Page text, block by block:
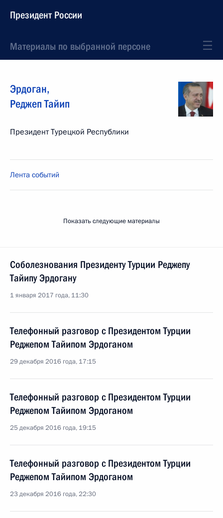
Президент России
Материалы по выбранной персоне
Эрдоган,
Реджеп Тайип
Президент Турецкой Республики
Лента событий
Показать следующие материалы
Соболезнования Президенту Турции Реджепу
Тайипу Эрдогану
1 января 2017 года, 11:30
Телефонный разговор с Президентом Турции
Реджепом Тайипом Эрдоганом
29 декабря 2016 года, 17:15
Телефонный разговор с Президентом Турции
Реджепом Тайипом Эрдоганом
25 декабря 2016 года, 19:15
Телефонный разговор с Президентом Турции
Реджепом Тайипом Эрдоганом
23 декабря 2016 года, 22:30